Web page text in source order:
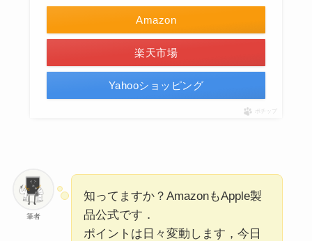
Amazon
楽天市場
Yahooショッピング
ポチップ
筆者
知ってますか？AmazonもApple製
品公式です．
ポイントは日々変動します，今日